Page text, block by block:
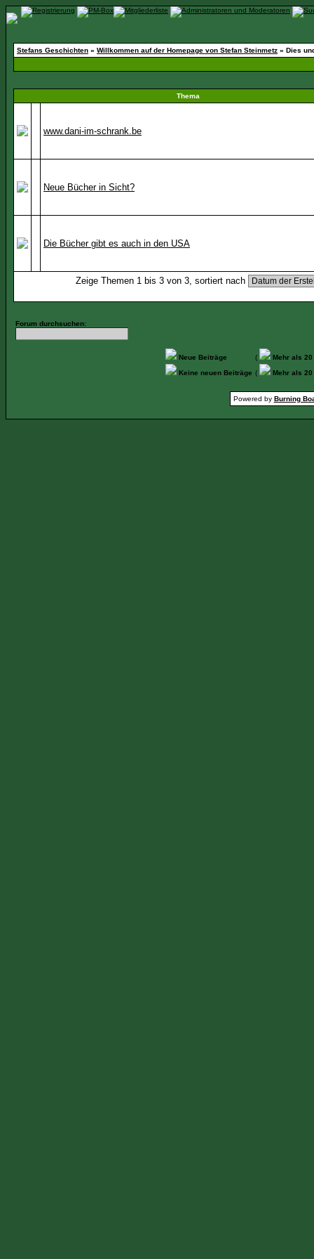
Stefans Geschichten » Willkommen auf der Homepage von Stefan Steinmetz » Dies
Thema
www.dani-im-schrank.be
Neue Bücher in Sicht?
Die Bücher gibt es auch in den USA
Zeige Themen 1 bis 3 von 3, sortiert nach
Forum durchsuchen:
Neue Beiträge (
Mehr als
Keine neuen Beiträge ( Mehr als
Powered by Burning